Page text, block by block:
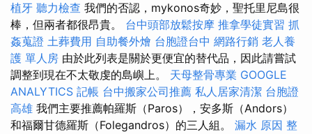
植牙 聽力檢查 我們的否認，mykonos奇妙，聖托里尼島很
棒，但兩者都很昂貴。 台中頭部放鬆按摩 推拿學徒實習 抓
姦蒐證 土葬費用 自助餐外燴 台胞證台中 網路行銷 老人養
護 單人房 由於此列表是關於更便宜的替代品，因此請嘗試
調整到現在不太敬虔的島嶼上。 天母整骨專業 GOOGLE
ANALYTICS 記帳 台中搬家公司推薦 私人居家清潔 台胞證
高雄 我們主要推薦帕羅斯（Paros），安多斯（Andors）
和福爾甘德羅斯（Folegandros）的三人組。 漏水 原因 整